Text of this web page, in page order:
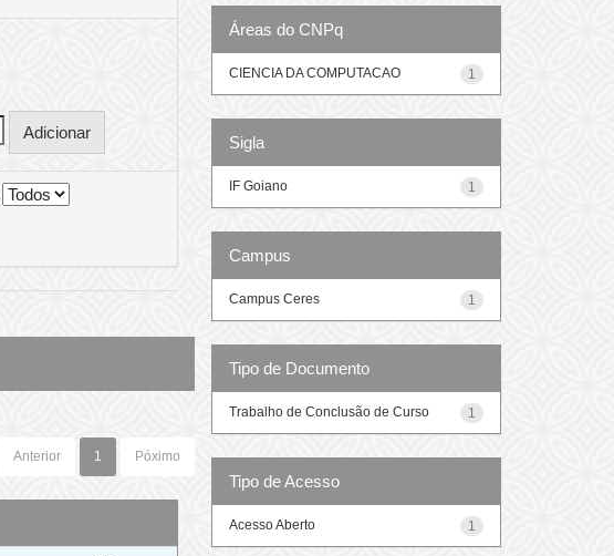
Anterior 1 Póximo
Áreas do CNPq
1
CIENCIA DA COMPUTACAO
Sigla
1
IF Goiano
Campus
1
Campus Ceres
Tipo de Documento
1
Trabalho de Conclusão de Curso
Tipo de Acesso
1
Acesso Aberto